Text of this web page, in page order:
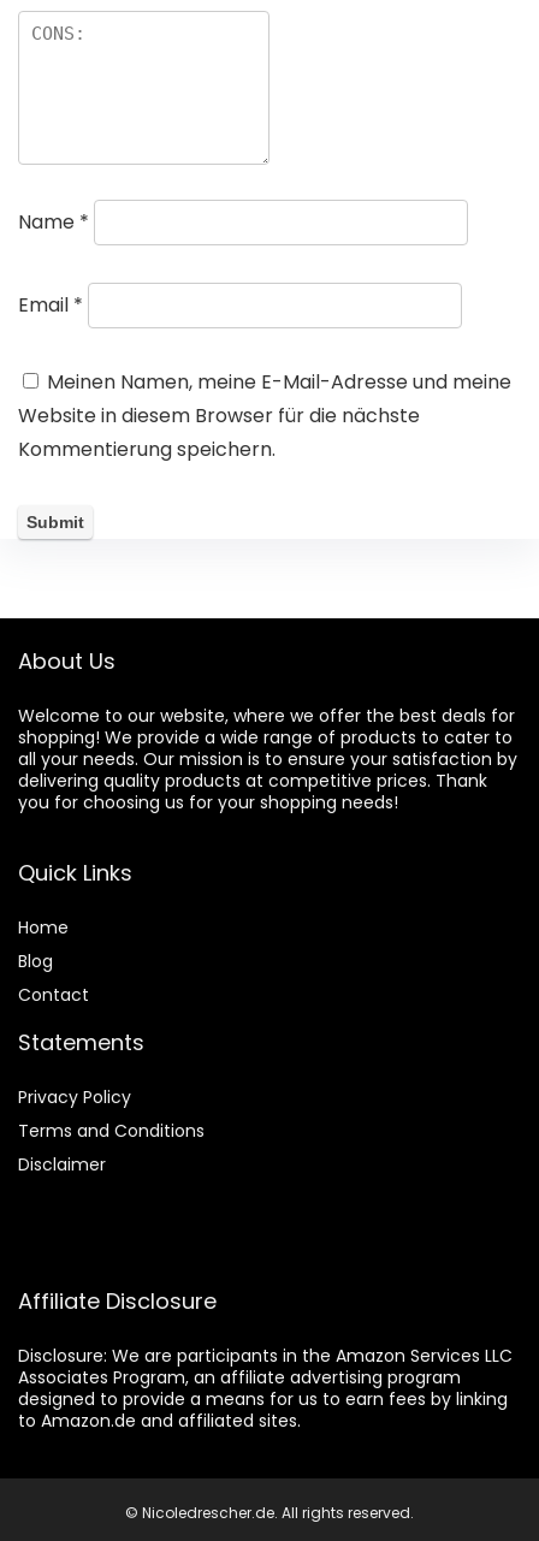
Name *
Email *
Meinen Namen, meine E-Mail-Adresse und meine
Website in diesem Browser für die nächste
Kommentierung speichern.
About Us
Welcome to our website, where we offer the best deals for
shopping! We provide a wide range of products to cater to
all your needs. Our mission is to ensure your satisfaction by
delivering quality products at competitive prices. Thank
you for choosing us for your shopping needs!
Quick Links
Home
Blog
Contact
Statements
Privacy Policy
Terms and Conditions
Disclaimer
Affiliate Disclosure
Disclosure: We are participants in the Amazon Services LLC
Associates Program, an affiliate advertising program
designed to provide a means for us to earn fees by linking
to Amazon.de and affiliated sites.
© Nicoledrescher.de. All rights reserved.